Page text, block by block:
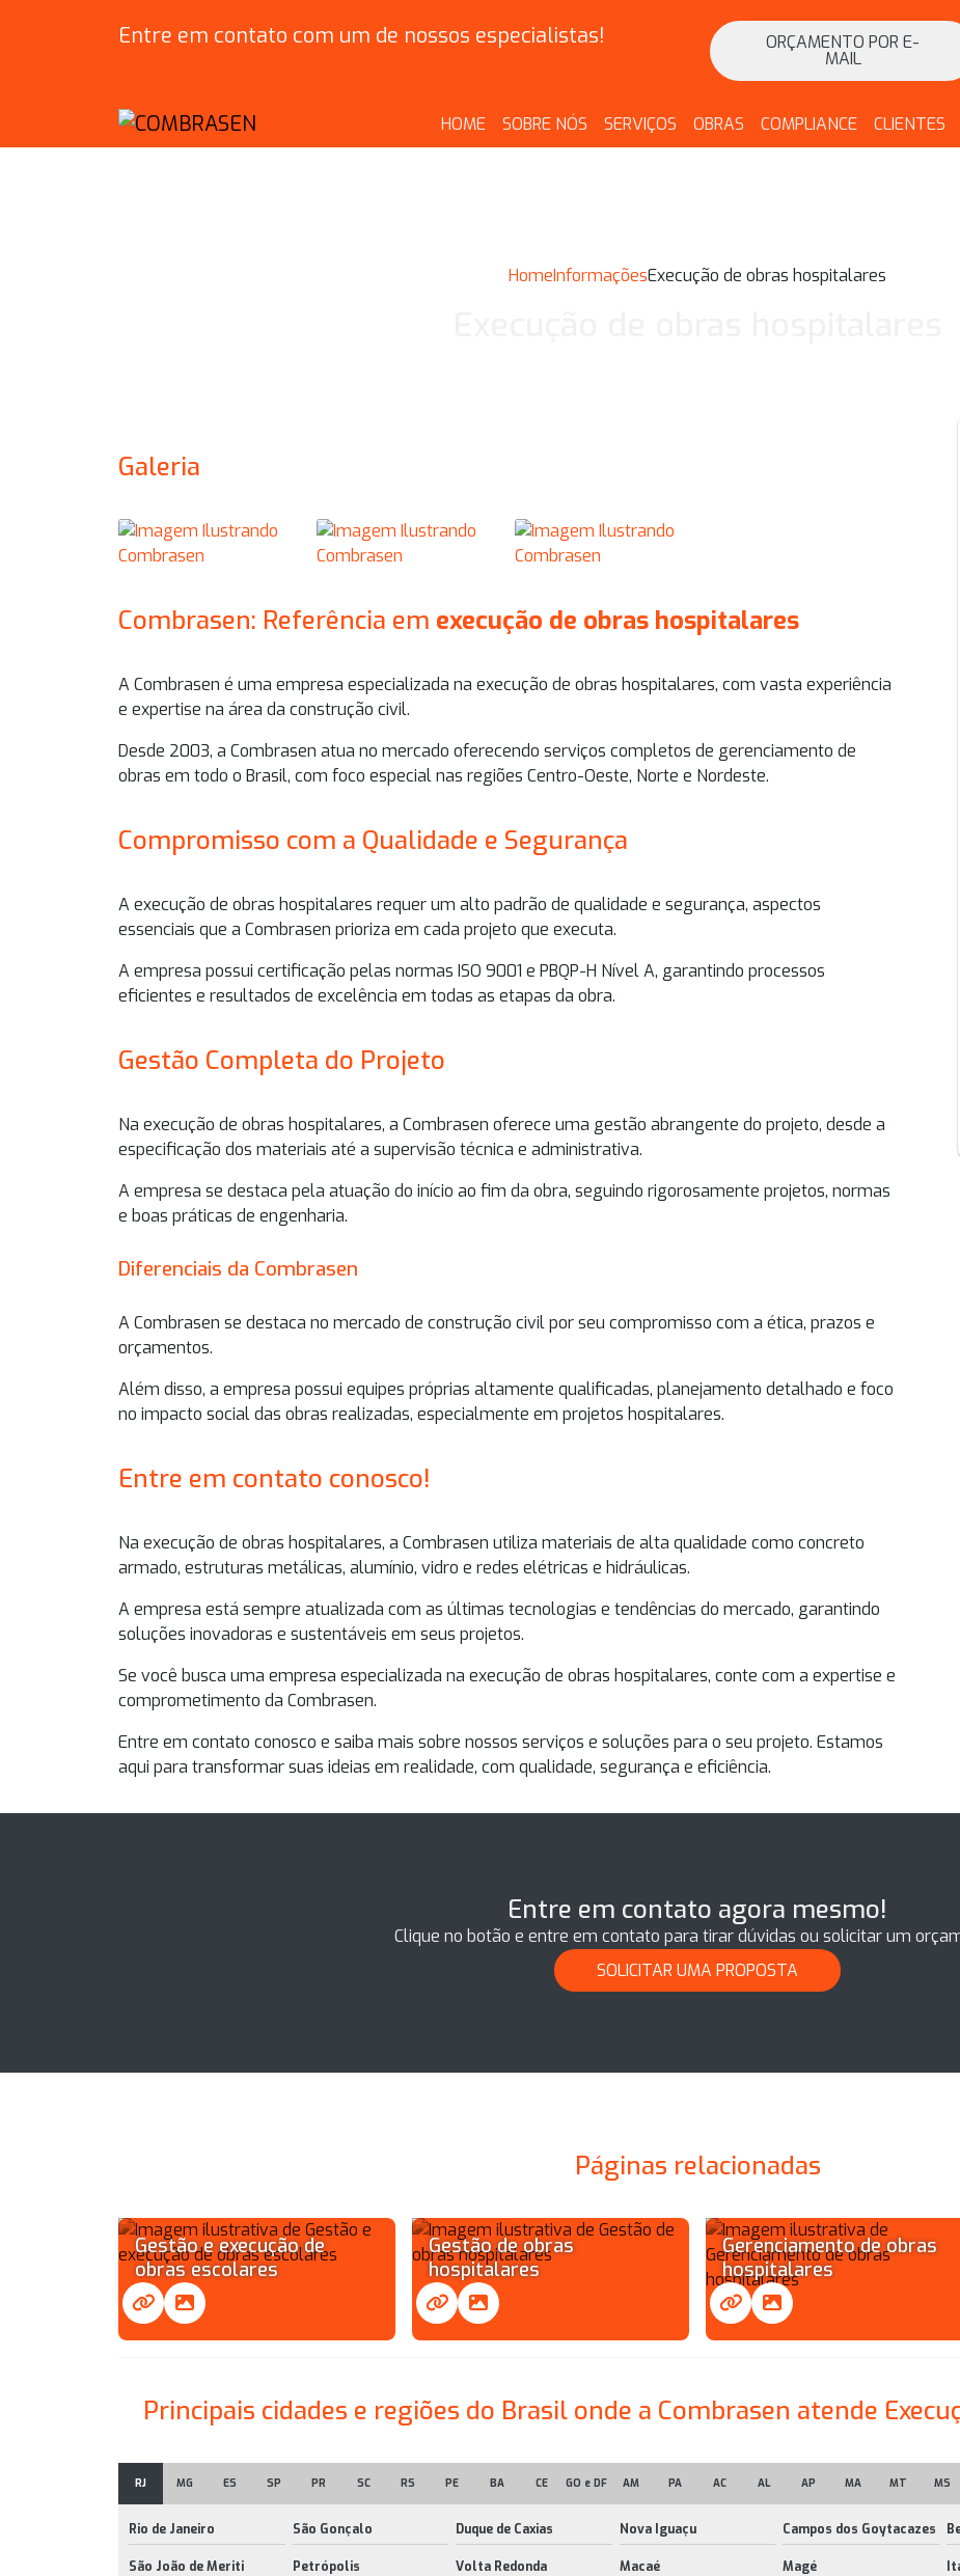
Entre em contato com um de nossos especialistas! ORÇAMENTO POR E-
MAIL
HOME SOBRE NÓS SERVIÇOS OBRAS COMPLIANCE CLIENTES
HomeInformaçõesExecução de obras hospitalares
Galeria
Combrasen: Referência em execução de obras hospitalares
A Combrasen é uma empresa especializada na execução de obras hospitalares, com vasta experiência
e expertise na área da construção civil.
Desde 2003, a Combrasen atua no mercado oferecendo serviços completos de gerenciamento de
obras em todo o Brasil, com foco especial nas regiões Centro-Oeste, Norte e Nordeste.
Compromisso com a Qualidade e Segurança
A execução de obras hospitalares requer um alto padrão de qualidade e segurança, aspectos
essenciais que a Combrasen prioriza em cada projeto que executa.
A empresa possui certificação pelas normas ISO 9001 e PBQP-H Nível A, garantindo processos
eficientes e resultados de excelência em todas as etapas da obra.
Gestão Completa do Projeto
Na execução de obras hospitalares, a Combrasen oferece uma gestão abrangente do projeto, desde a
especificação dos materiais até a supervisão técnica e administrativa.
A empresa se destaca pela atuação do início ao fim da obra, seguindo rigorosamente projetos, normas
e boas práticas de engenharia.
Diferenciais da Combrasen
A Combrasen se destaca no mercado de construção civil por seu compromisso com a ética, prazos e
orçamentos.
Além disso, a empresa possui equipes próprias altamente qualificadas, planejamento detalhado e foco
no impacto social das obras realizadas, especialmente em projetos hospitalares.
Entre em contato conosco!
Na execução de obras hospitalares, a Combrasen utiliza materiais de alta qualidade como concreto
armado, estruturas metálicas, alumínio, vidro e redes elétricas e hidráulicas.
A empresa está sempre atualizada com as últimas tecnologias e tendências do mercado, garantindo
soluções inovadoras e sustentáveis em seus projetos.
Se você busca uma empresa especializada na execução de obras hospitalares, conte com a expertise e
comprometimento da Combrasen.
Entre em contato conosco e saiba mais sobre nossos serviços e soluções para o seu projeto. Estamos
aqui para transformar suas ideias em realidade, com qualidade, segurança e eficiência.
Entre em contato agora mesmo!
Clique no botão e entre em contato para tirar dúvidas ou solicitar um
SOLICITAR UMA PROPOSTA
Páginas relacionadas
Gestão e execução de
obras escolares
Gestão de obras
hospitalares
Gerenciamento de obras
hospitalares
Principais cidades e regiões do Brasil onde a Combrasen atende
RJ MG ES SP PR SC RS PE BA CE GO e DF AM PA AC AL AP MA MT MS
Rio de Janeiro São Gonçalo Duque de Caxias Nova Iguaçu Campos dos Goytacazes
São João de Meriti Petrópolis Volta Redonda Macaé Magé